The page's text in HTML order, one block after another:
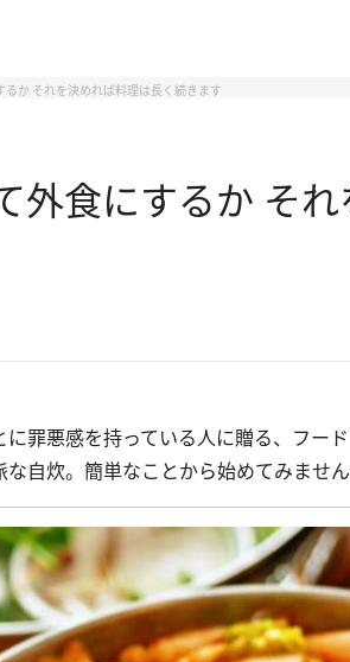
か それを決めれば料理は長く続きます
外食にするか そ
罪悪感を持っている人に贈る、フー
自炊。簡単なことから始めてみませ